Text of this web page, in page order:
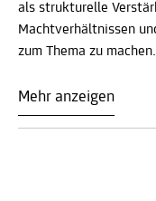
als strukturelle
Machtverhältnissen
zum Thema zu machen.
Mehr anzeigen